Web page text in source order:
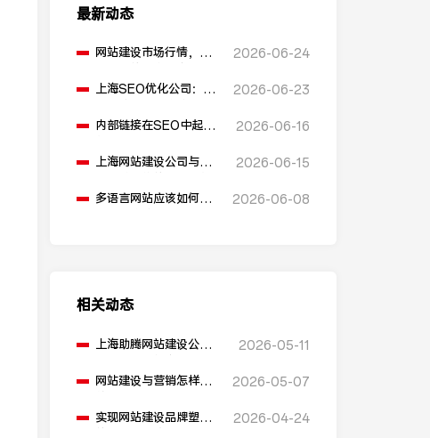
最新动态
网站建设市场行情，不
2026-06-24
上海SEO优化公司：反
什么作用？
2026-06-23
内部链接在SEO中起到
2026-06-16
上海网站建设公司与安
么？
2026-06-15
多语言网站应该如何进
2026-06-08
相关动态
上海助腾网站建设公司:
持？
2026-05-11
网站建设与营销怎样有
2026-05-07
实现网站建设品牌塑造
2026-04-24